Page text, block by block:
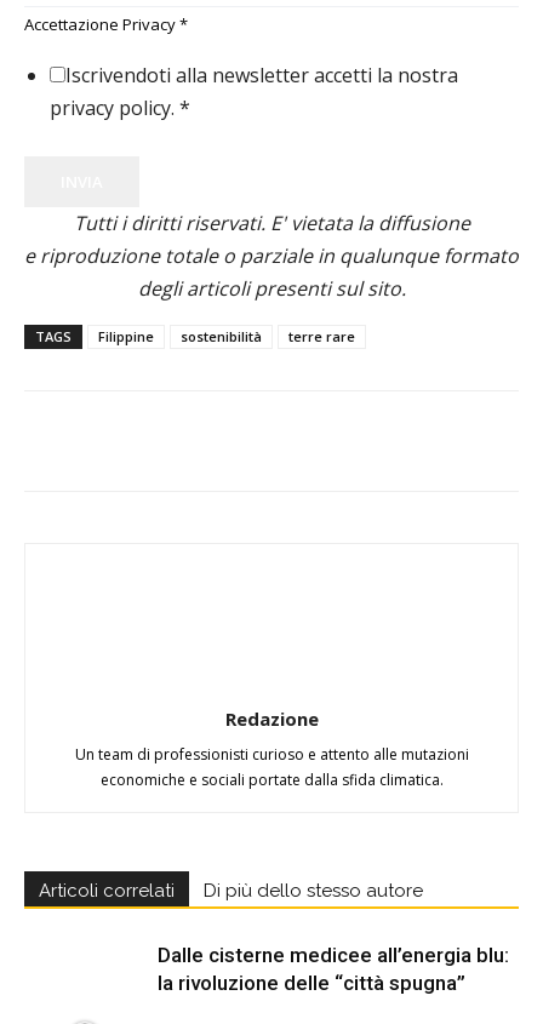
Accettazione Privacy*
Iscrivendoti alla newsletter accetti la nostra
privacy policy. *
Tutti i diritti riservati. E' vietata la diffusione
e riproduzione totale o parziale in qualunque formato
degli articoli presenti sul sito.
TAGS Filippine sostenibilità terre rare
Redazione
Un team di professionisti curioso e attento alle mutazioni
economiche e sociali portate dalla sfida climatica.
Articoli correlati Di più dello stesso autore
Dalle cisterne medicee all’energia blu:
la rivoluzione delle “città spugna”